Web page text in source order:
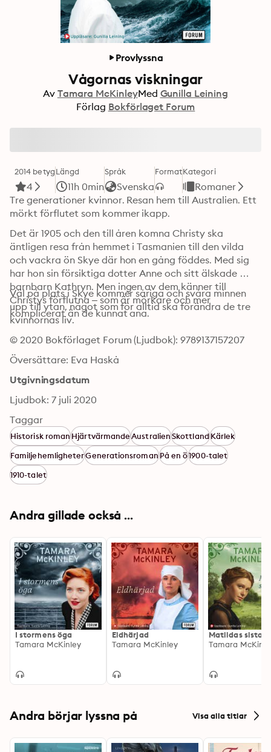
Provlyssna
Vågornas viskningar
Av Tamara McKinleyMed Gunilla Leining
Förlag Bokförlaget Forum
2014 betyg
4
Längd
11h 0min
Språk
Svenska
FormatKategori
Romaner
Tre generationer kvinnor. Resan hem till Australien. Ett
mörkt förflutet som kommer ikapp.
Det är 1905 och den till åren komna Christy ska
äntligen resa från hemmet i Tasmanien till den vilda
och vackra ön Skye där hon en gång föddes. Med sig
har hon sin försiktiga dotter Anne och sitt älskade
barnbarn Kathryn. Men ingen av dem känner till
Christys förflutna – som är mörkare och mer
komplicerat än de kunnat ana.
Väl på plats i Skye kommer såriga och svåra minnen
upp till ytan, något som för alltid ska förändra de tre
kvinnornas liv.
© 2020 Bokförlaget Forum (Ljudbok): 9789137157207
Översättare: Eva Haskå
Utgivningsdatum
Ljudbok: 7 juli 2020
Taggar
Historisk romanHjärtvärmandeAustralienSkottlandKärlek
FamiljehemligheterGenerationsromanPå en ö1900-talet
1910-talet
Andra gillade också ...
I stormens öga
Tamara McKinley
Eldhärjad
Tamara McKinley
Matildas sista
Tamara
Andra börjar lyssna på Visa alla titlar